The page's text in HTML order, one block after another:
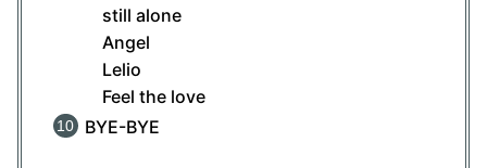
still alone
Angel
Lelio
Feel the love
BYE-BYE